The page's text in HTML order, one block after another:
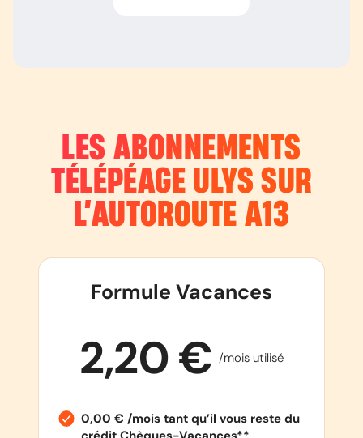
LES ABONNEMENTS
TÉLÉPÉAGE ULYS SUR
L’AUTOROUTE A13
Formule Vacances
2,20 € /mois utilisé
0,00 € /mois tant qu’il vous reste du